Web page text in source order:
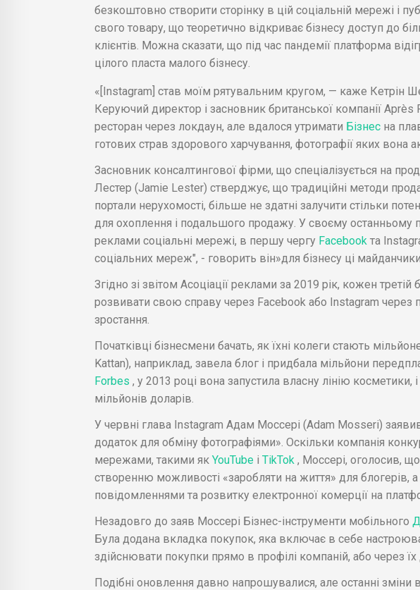
безкоштовно створити сторінку в цій соціальній мережі і
свого товару, що теоретично відкриває бізнесу доступ до
клієнтів. Можна сказати, що під час пандемії платформа
цілого пласта малого бізнесу.
«[Instagram] став моїм рятувальним кругом, — каже Кетрін
Керуючий директор і засновник британської компанії Après
ресторан через локдаун, але вдалося утримати Бізнес на
готових страв здорового харчування, фотографії яких вона
Засновник консалтингової фірми, що спеціалізується на
Лестер (Jamie Lester) стверджує, що традиційні методи
портали нерухомості, більше не здатні залучити стільки
для охоплення і подальшого продажу. У своєму останньому
реклами соціальні мережі, в першу чергуFacebook та
соціальних мереж", - говорить він»для бізнесу ці
Згідно зі звітом Асоціації реклами за 2019 рік, кожен
розвивати свою справу через Facebook або Instagram через
зростання.
Початківці бізнесмени бачать, як їхні колеги стають
Kattan), наприклад, завела блог і придбала мільйони
Forbes , у 2013 році вона запустила власну лінію косметики, і
мільйонів доларів.
У червні глава Instagram Адам Моссері (Adam Mosseri)
додаток для обміну фотографіями». Оскільки компанія
мережами, такими якYouTube і TikTok , Моссері, оголосив,
створенню можливості «заробляти на життя» для блогерів,
повідомленнями та розвитку електронної комерції на
Незадовго до заяв Моссері Бізнес-інструменти мобільного
Була додана вкладка покупок, яка включає в себе
здійснювати покупки прямо в профілі компаній, або через
Подібні оновлення давно напрошувалися, але останні зміни